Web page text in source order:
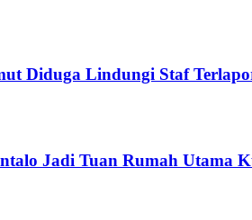
Diduga Lindungi Staf
Jadi Tuan Rumah Utama